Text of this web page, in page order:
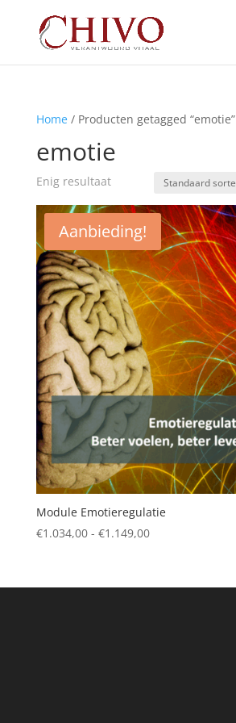
Home/ Producten getagged “emotie”
emotie
Enig resultaat
Aanbieding!
Module Emotieregulatie
€1.034,00 - €1.149,00Prijsklasse:
€1.149,00